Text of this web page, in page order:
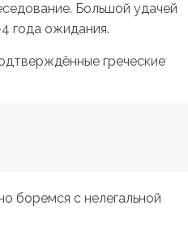
Большой удачей
года ожидания.
греческие
боремся с нелегальной